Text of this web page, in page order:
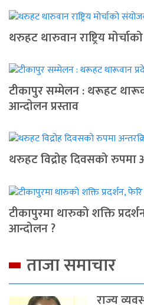
थरुहट थारुवान राष्ट्रिय
टीकापुर सम्मेलन : थरूहट
आन्दाेलन प्रस्ताव
थरुहट विद्रोह दिवसको रुपमा
टीकापुरमा थारुको शक्ति
आन्दोलन ?
ताजा समाचार
राज्य